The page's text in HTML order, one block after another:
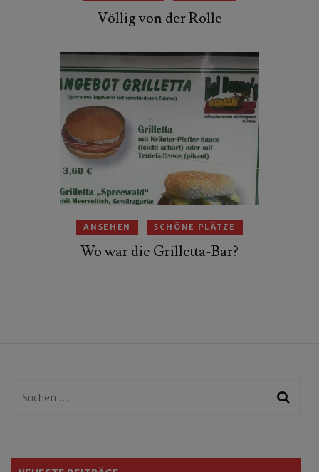
Völlig von der Rolle
ANSEHEN SCHÖNE PLÄTZE
Wo war die Grilletta-Bar?
Suchen